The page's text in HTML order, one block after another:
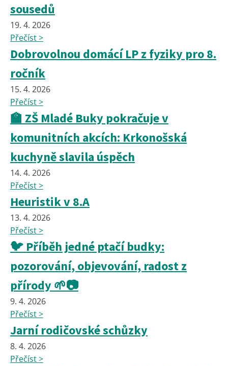
sousedů
19. 4. 2026
Přečíst >
Dobrovolnou domácí LP z fyziky pro 8.
ročník
15. 4. 2026
Přečíst >
🏫 ZŠ Mladé Buky pokračuje v
komunitních akcích: Krkonošská
kuchyně slavila úspěch
14. 4. 2026
Přečíst >
Heuristik v 8.A
13. 4. 2026
Přečíst >
🐦 Příběh jedné ptačí budky:
pozorování, objevování, radost z
přírody 🌱📷
9. 4. 2026
Přečíst >
Jarní rodičovské schůzky
8. 4. 2026
Přečíst >